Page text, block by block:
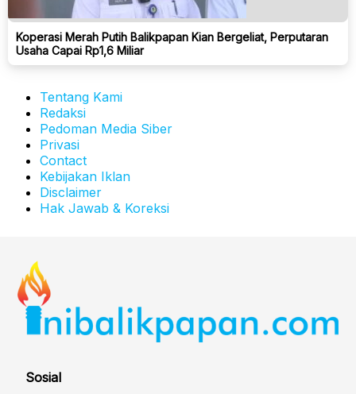
Koperasi Merah Putih Balikpapan Kian Bergeliat, Perputaran
Usaha Capai Rp1,6 Miliar
Tentang Kami
Redaksi
Pedoman Media Siber
Privasi
Contact
Kebijakan Iklan
Disclaimer
Hak Jawab & Koreksi
Sosial